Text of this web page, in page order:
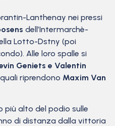
Lanthenay nei pressi
dell’Intermarchè-
Lotto-Dstny (poi
Alle loro spalle si
Geniets e Valentin
riprendono Maxim Van
più alto del podio sulle
di distanza dalla vittoria